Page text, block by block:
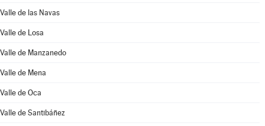
Valle de las Navas
Valle de Losa
Valle de Manzanedo
Valle de Mena
Valle de Oca
Valle de Santibáñez